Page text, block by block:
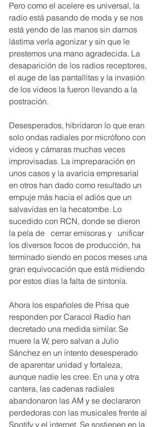
Pero como el acelere es universal, la
radio está pasando de moda y se nos
está yendo de las manos sin darnos
lástima verla agonizar y sin que le
prestemos una mano agradecida. La
desaparición de los radios receptores,
el auge de las pantallitas y la invasión
de los videos la fueron llevando a la
postración.
Desesperados, hibridaron lo que eran
solo ondas radiales por micrófono con
videos y cámaras muchas veces
improvisadas. La impreparación en
unos casos y la avaricia empresarial
en otros han dado como resultado un
empuje más hacia el adiós que un
salvavidas en la hecatombe. Lo
sucedido con RCN, donde se dieron
la pela de   cerrar emisoras y   unificar
los diversos focos de producción, ha
terminado siendo en pocos meses una
gran equivocación que está midiendo
por estos días la falta de sintonía.
Ahora los españoles de Prisa que
responden por Caracol Radio han
decretado una medida similar. Se
muere la W, pero salvan a Julio
Sánchez en un intento desesperado
de aparentar unidad y fortaleza,
aunque nadie les cree. En una y otra
cantera, las cadenas radiales
abandonaron las AM y se declararon
perdedoras con las musicales frente al
Spotify y el internet. Se sostienen en la